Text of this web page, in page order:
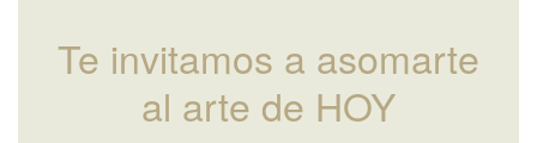
Te invitamos a asomarte
al arte de HOY